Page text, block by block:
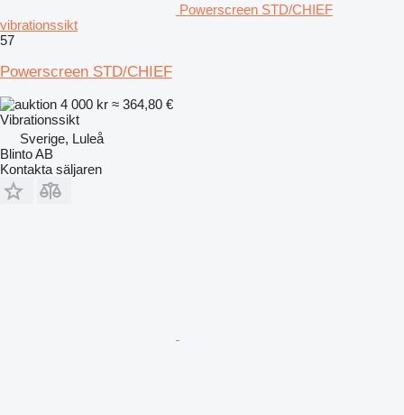
Powerscreen STD/CHIEF
vibrationssikt
57
Powerscreen STD/CHIEF
4 000 kr ≈ 364,80 €
Vibrationssikt
Sverige, Luleå
Blinto AB
Kontakta säljaren